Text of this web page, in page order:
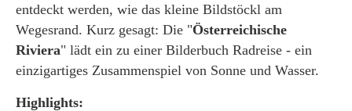
entdeckt werden, wie das kleine Bildstöckl am
Wegesrand. Kurz gesagt: Die "Österreichische
Riviera" lädt ein zu einer Bilderbuch Radreise - ein
einzigartiges Zusammenspiel von Sonne und Wasser.
Highlights: